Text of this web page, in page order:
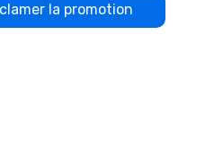
la promotion